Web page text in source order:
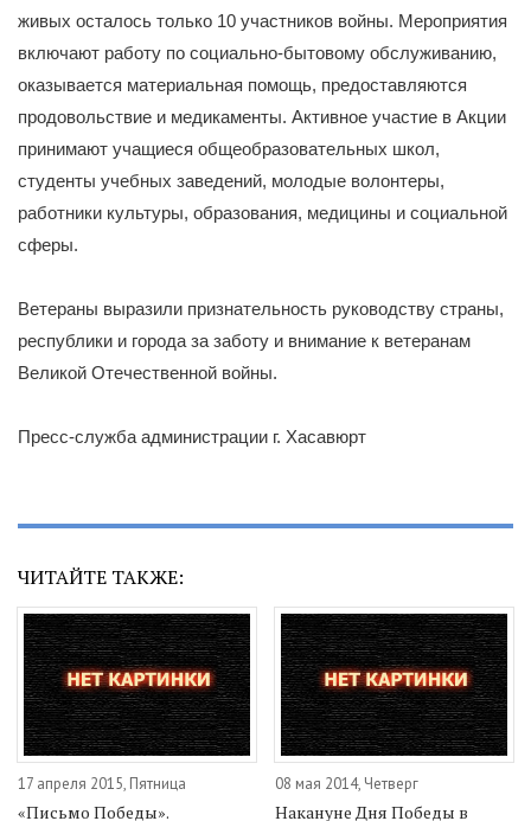
живых осталось только 10 участников войны. Мероприятия
включают работу по социально-бытовому обслуживанию,
оказывается материальная помощь, предоставляются
продовольствие и медикаменты. Активное участие в Акции
принимают учащиеся общеобразовательных школ,
студенты учебных заведений, молодые волонтеры,
работники культуры, образования, медицины и социальной
сферы.
Ветераны выразили признательность руководству страны,
республики и города за заботу и внимание к ветеранам
Великой Отечественной войны.
Пресс-служба администрации г. Хасавюрт
ЧИТАЙТЕ ТАКЖЕ:
17 апреля 2015, Пятница
«Письмо Победы».
08 мая 2014, Четверг
Накануне Дня Победы в